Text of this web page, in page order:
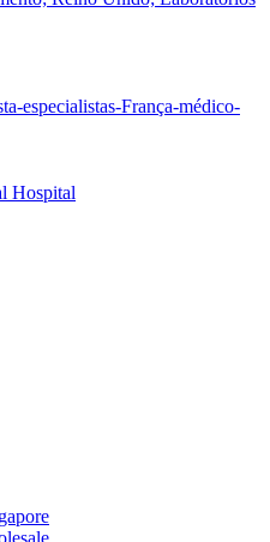
especialistas-França-médico-
Hospital